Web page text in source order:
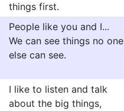
things first.
People like you and I...
We can see things no one
else can see.
I like to listen and talk
about the big things,